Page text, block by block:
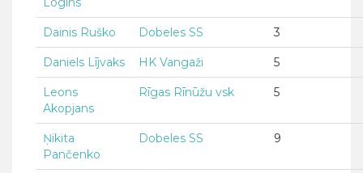
Dainis Ruško Dobeles SS 3
Daniels Lījvaks HK Vangaži 5
Leons
Akopjans
Rīgas Rīnūžu vsk 5
Ņikita
Pančenko
Dobeles SS 9